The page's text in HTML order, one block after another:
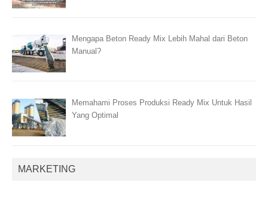
Mengapa Beton Ready Mix Lebih Mahal dari Beton
Manual?
Memahami Proses Produksi Ready Mix Untuk Hasil
Yang Optimal
MARKETING